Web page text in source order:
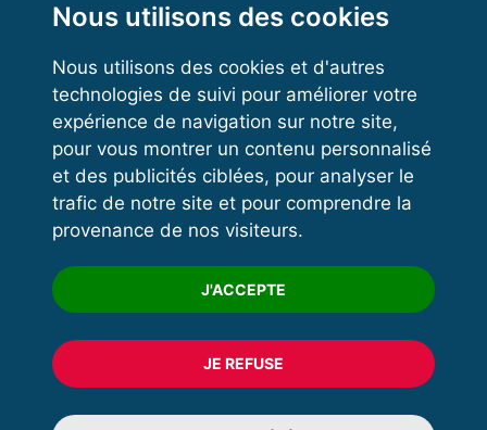
Nous utilisons des cookies
Nous utilisons des cookies et d'autres
technologies de suivi pour améliorer votre
expérience de navigation sur notre site,
pour vous montrer un contenu personnalisé
et des publicités ciblées, pour analyser le
trafic de notre site et pour comprendre la
provenance de nos visiteurs.
J'ACCEPTE
JE REFUSE
Kettlebell
VOS ESPACES
Espace dirigeant
Espace licencié
Trouver un club
Formation
© 2020 FFFORCE Tous droits réservés
Mentions légales